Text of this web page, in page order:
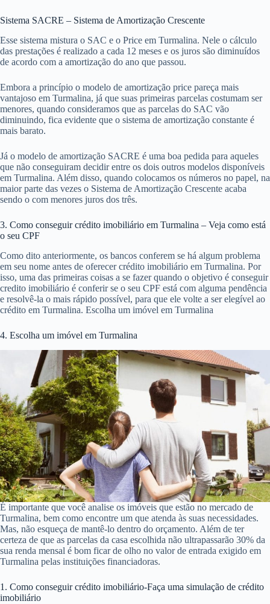
Sistema SACRE – Sistema de Amortização Crescente
Esse sistema mistura o SAC e o Price em Turmalina. Nele o cálculo
das prestações é realizado a cada 12 meses e os juros são diminuídos
de acordo com a amortização do ano que passou.
Embora a princípio o modelo de amortização price pareça mais
vantajoso em Turmalina, já que suas primeiras parcelas costumam ser
menores, quando consideramos que as parcelas do SAC vão
diminuindo, fica evidente que o sistema de amortização constante é
mais barato.
Já o modelo de amortização SACRE é uma boa pedida para aqueles
que não conseguiram decidir entre os dois outros modelos disponíveis
em Turmalina. Além disso, quando colocamos os números no papel, na
maior parte das vezes o Sistema de Amortização Crescente acaba
sendo o com menores juros dos três.
3. Como conseguir crédito imobiliário em Turmalina – Veja como está
o seu CPF
Como dito anteriormente, os bancos conferem se há algum problema
em seu nome antes de oferecer crédito imobiliário em Turmalina. Por
isso, uma das primeiras coisas a se fazer quando o objetivo é conseguir
credito imobiliário é conferir se o seu CPF está com alguma pendência
e resolvê-la o mais rápido possível, para que ele volte a ser elegível ao
crédito em Turmalina. Escolha um imóvel em Turmalina
4. Escolha um imóvel em Turmalina
É importante que você analise os imóveis que estão no mercado de
Turmalina, bem como encontre um que atenda às suas necessidades.
Mas, não esqueça de mantê-lo dentro do orçamento. Além de ter
certeza de que as parcelas da casa escolhida não ultrapassarão 30% da
sua renda mensal é bom ficar de olho no valor de entrada exigido em
Turmalina pelas instituições financiadoras.
1. Como conseguir crédito imobiliário-Faça uma simulação de crédito
imobiliário